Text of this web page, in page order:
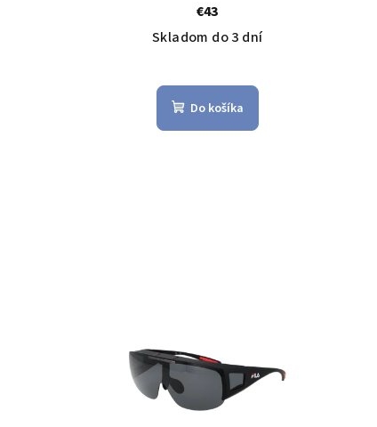
€43
Skladom do 3 dní
Do košíka